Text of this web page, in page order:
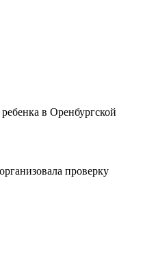
в Оренбургской
организовала проверку